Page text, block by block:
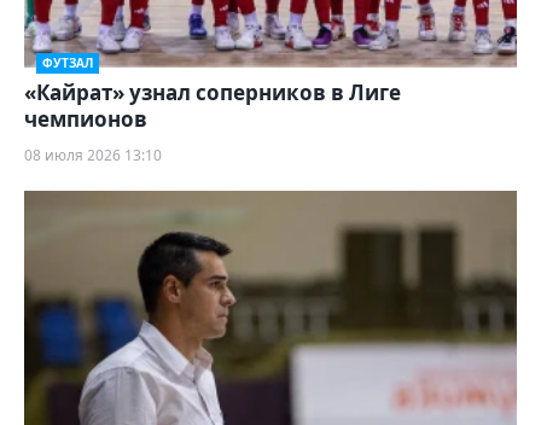
ФУТЗАЛ
«Кайрат» узнал соперников в Лиге
чемпионов
08 июля 2026 13:10